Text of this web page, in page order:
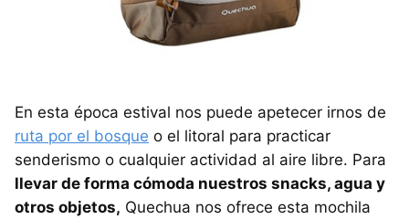
En esta época estival nos puede apetecer irnos de
ruta por el bosque o el litoral para practicar
senderismo o cualquier actividad al aire libre. Para
llevar de forma cómoda nuestros snacks, agua y
otros objetos, Quechua nos ofrece esta mochila